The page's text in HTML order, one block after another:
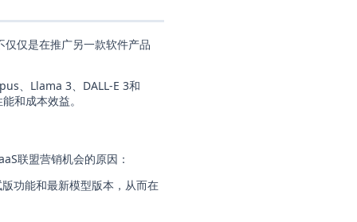
仅仅是在推广另一款软件产品
、Llama 3、DALL-E 3和
和成本效益。
联盟营销机会的原因：
功能和最新模型版本，从而在